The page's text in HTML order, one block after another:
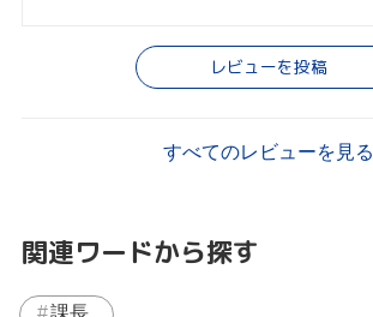
レビューを投稿
すべてのレビューを見る
関連ワードから探す